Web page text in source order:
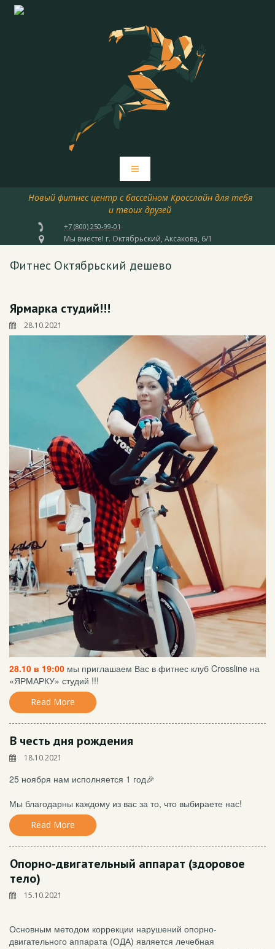
Новый фитнес центр с бассейном Кросслайн для тебя
и твоих друзей
 +7 (800) 250-99-01
 Мы вместе! г. Октябрьский, Аксакова, 6/1
Фитнес Октябрьский дешево
Ярмарка студий!!!
28.10.2021
28.10 в 19:00 мы приглашаем Вас в фитнес клуб Crossline на
«ЯРМАРКУ» студий !!!
Read More
В честь дня рождения
18.10.2021
25 ноября нам исполняется 1 год🎉
Мы благодарны каждому из вас за то, что выбираете нас!
Read More
Опорно-двигательный аппарат (здоровое
тело)
15.10.2021
Основным методом коррекции нарушений опорно-
двигательного аппарата (ОДА) является лечебная